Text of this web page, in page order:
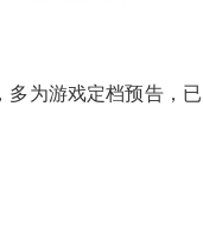
多为游戏定档预告，已